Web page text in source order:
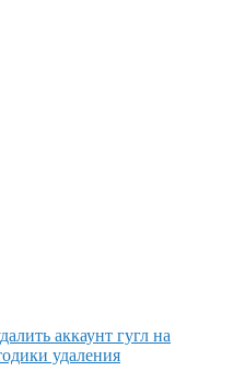
аккаунт гугл на
удаления